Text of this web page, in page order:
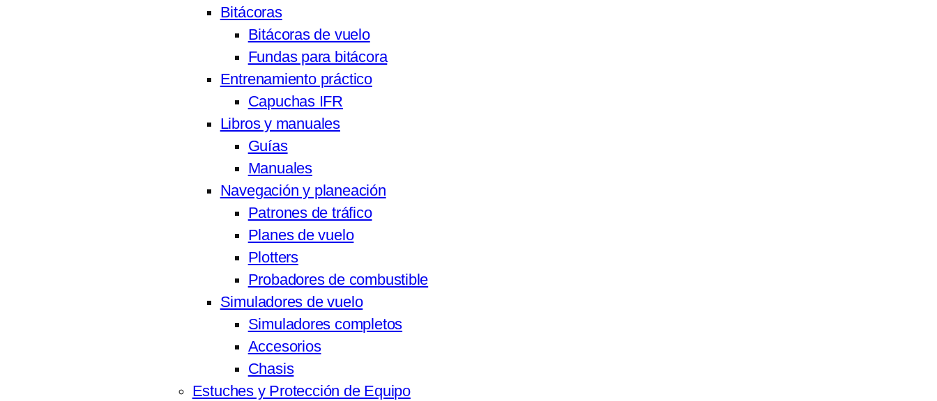
Bitácoras
Bitácoras de vuelo
Fundas para bitácora
Entrenamiento práctico
Capuchas IFR
Libros y manuales
Guías
Manuales
Navegación y planeación
Patrones de tráfico
Planes de vuelo
Plotters
Probadores de combustible
Simuladores de vuelo
Simuladores completos
Accesorios
Chasis
Estuches y Protección de Equipo